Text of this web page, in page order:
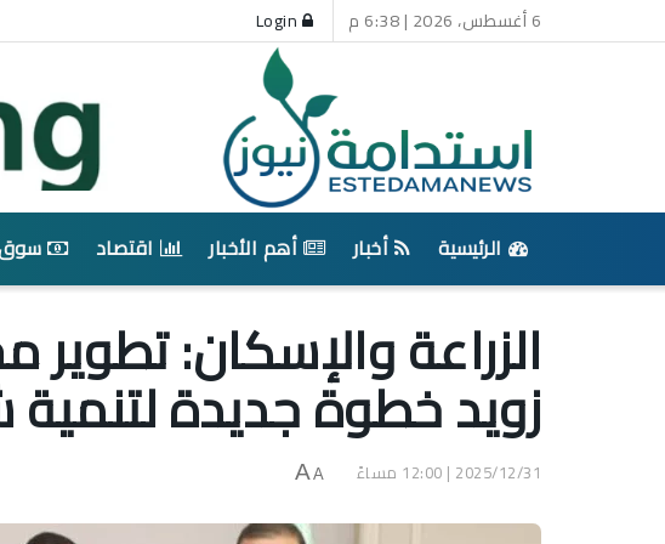
6 أغسطس، 2026 | 6:38 م
الرئيسية أخبار أهم الأخبار اقتصاد
الزراعة والإسكان:
زويد خطوة جديدة
2025/12/31 | 12:00 مساءً A
A